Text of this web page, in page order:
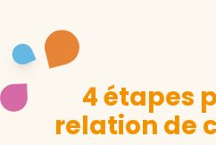
4 étapes
relation de